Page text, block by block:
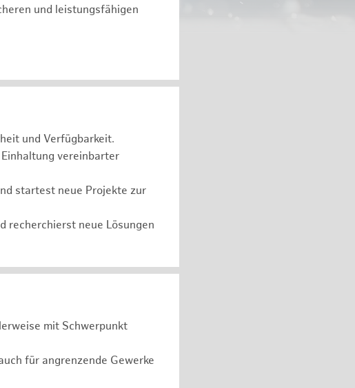
und leistungsfähigen
und Verfügbarkeit.
vereinbarter
startest neue Projekte zur
recherchierst neue Lösungen
mit Schwerpunkt
für angrenzende Gewerke